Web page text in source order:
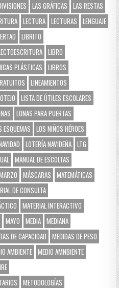
LAS GRÁFICAS
LAS RESTAS
LECTURA LECTURAS
LENGUAJE
LIBRITO
LIBRO
PLÁSTICAS
LIBROS
LINEAMIENTOS
LISTA DE ÚTILES ESCOLARES
LONAS PARA PUERTAS
ESQUEMAS
LOS NIÑOS HÉROES
LOTERÍA NAVIDEÑA LTG
MANUAL DE ESCOLTAS
MÁSCARAS
MATEMÁTICAS
DE CONSULTA
MATERIAL INTERACTIVO
MAYO MEDIA MEDIANA
DE CAPACIDAD
MEDIDAS DE PESO
AMBIENTE MEDIO AMNBIENTE
METODOLOGÍAS